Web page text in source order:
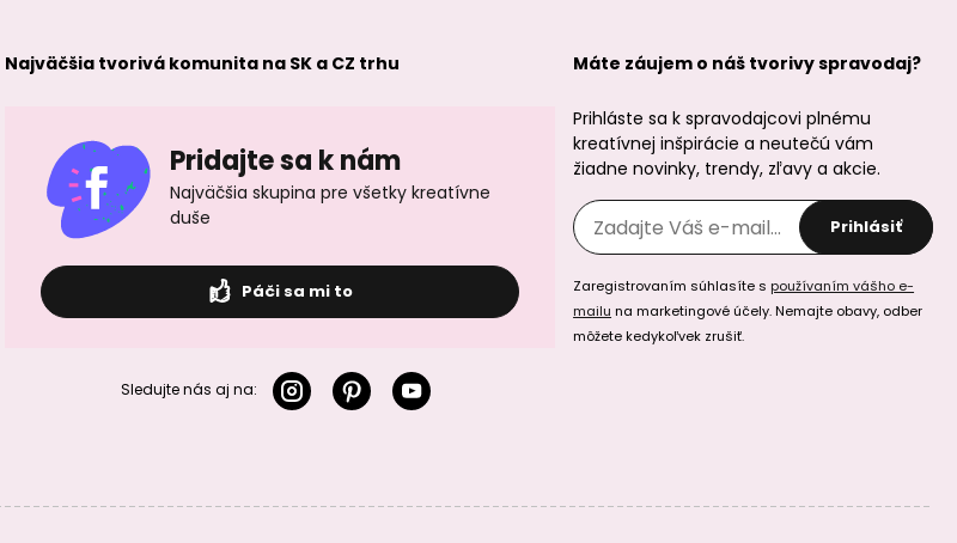
Najväčšia tvorivá komunita na SK a CZ trhu
Pridajte sa k nám
Najväčšia skupina pre všetky kreatívne
duše
Páči sa mi to
Sledujte nás aj na:
Máte záujem o náš tvorivy spravodaj?
Prihláste sa k spravodajcovi plnému
kreatívnej inšpirácie a neutečú vám
žiadne novinky, trendy, zľavy a akcie.
Prihlásiť
Zaregistrovaním súhlasíte s používaním vášho e-
mailu na marketingové účely. Nemajte obavy, odber
môžete kedykoľvek zrušiť.